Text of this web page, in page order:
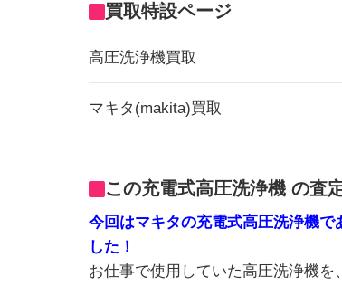
買取特設ページ
高圧洗浄機買取
マキタ(makita)買取
この充電式高圧洗浄機 の査
今回はマキタの充電式高圧洗浄機で
した！
お仕事で使用していた高圧洗浄機を